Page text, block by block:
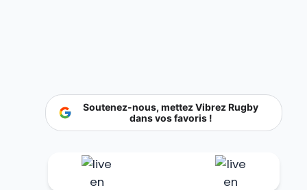
Soutenez-nous, mettez Vibrez Rugby
dans vos favoris !